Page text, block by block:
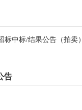
标中标/结果公告（拍卖）
告